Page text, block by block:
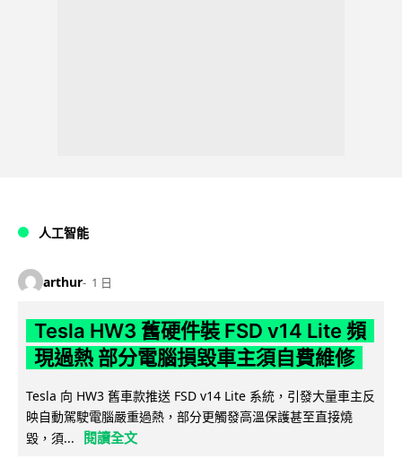
人工智能
arthur 1 日
Tesla HW3 舊硬件裝 FSD v14 Lite 頻
現過熱 部分電腦損毀車主須自費維修
Tesla 向 HW3 舊車款推送 FSD v14 Lite 系統，引發大量車主反
映自動駕駛電腦嚴重過熱，部分更觸發高溫保護甚至直接燒
毀，須...
閱讀全文